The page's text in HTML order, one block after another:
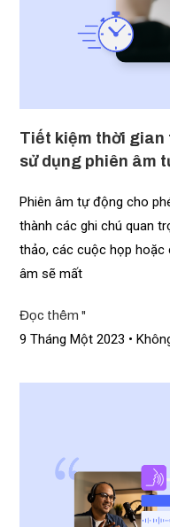
Tiết kiệm thời gian
sử dụng phiên âm
Phiên âm tự động cho
thành các ghi chú quan
thảo, các cuộc họp hoặc
âm sẽ mất
Đọc thêm "
9 Tháng Một 2023